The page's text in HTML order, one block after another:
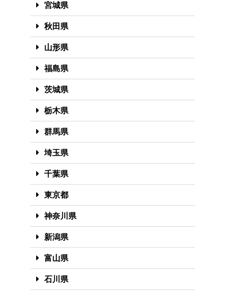
宮城県
秋田県
山形県
福島県
茨城県
栃木県
群馬県
埼玉県
千葉県
東京都
神奈川県
新潟県
富山県
石川県